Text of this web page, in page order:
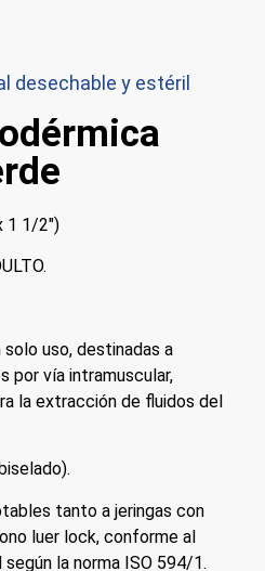
desechable y estéril
1 1/2″)
uso, destinadas a
por vía intramuscular,
la extracción de fluidos del
tanto a jeringas con
luer lock, conforme al
la norma ISO 594/1.